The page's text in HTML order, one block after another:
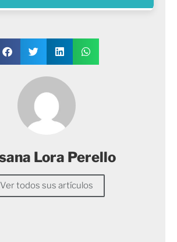
Lora Perello
Ver todos sus artículos